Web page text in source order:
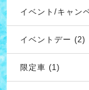
イベント/キャン
イベントデー (2)
限定車 (1)